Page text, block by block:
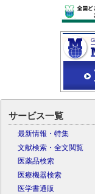
サービス一覧
最新情報・特集
文献検索・全文閲覧
医薬品検索
医療機器検索
医学書通販